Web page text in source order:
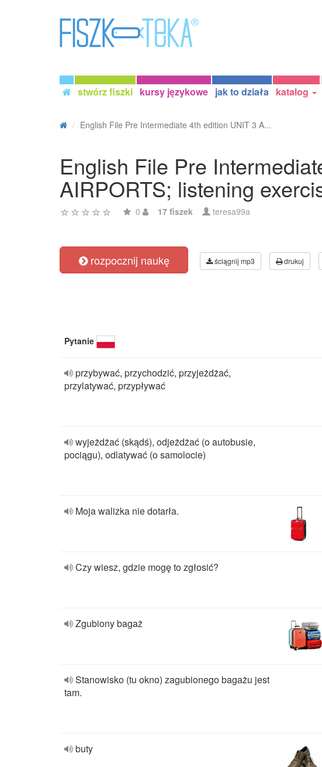
stwórz fiszki kursy językowe jak to działa katalog
English File Pre Intermediate 4th edition UNIT 3 A...
English File Pre
AIRPORTS; listening
0 17 fiszek teresa99a
rozpocznij naukę ściągnij mp3 drukuj
Pytanie
przybywać, przychodzić, przyjeżdżać,
przylatywać, przypływać
wyjeżdżać (skądś), odjeżdżać (o autobusie,
pociągu), odlatywać (o samolocie)
Moja walizka nie dotarła.
Czy wiesz, gdzie mogę to zgłosić?
Zgubiony bagaż
Stanowisko (tu okno) zagubionego bagażu jest
tam.
buty